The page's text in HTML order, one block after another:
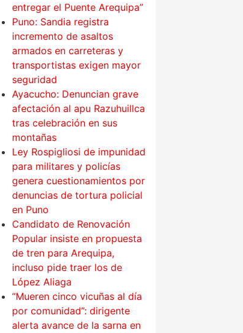
entregar el Puente Arequipa”
Puno: Sandia registra
incremento de asaltos
armados en carreteras y
transportistas exigen mayor
seguridad
Ayacucho: Denuncian grave
afectación al apu Razuhuillca
tras celebración en sus
montañas
Ley Rospigliosi de impunidad
para militares y policías
genera cuestionamientos por
denuncias de tortura policial
en Puno
Candidato de Renovación
Popular insiste en propuesta
de tren para Arequipa,
incluso pide traer los de
López Aliaga
“Mueren cinco vicuñas al día
por comunidad”: dirigente
alerta avance de la sarna en